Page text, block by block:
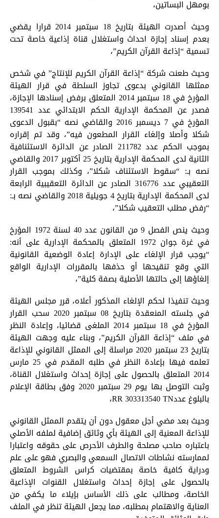
بومهل البساتين،
وحيث أصدرت الهيئة بتاريخ 18 سبتمبر 2014 قرارا يقضي
بعدم إسناد إجازة احداث واستغلال قناة إذاعية خاصة تحت
تسمية “إذاعة القرآن الكريم”،
وحيث طعنت شركة “إذاعة القرآن الكريم للإنتاج” في شخص
ممثلها القانوني بدعوى تجاوز السلطة في قرار الهيئة
المؤرخ في 18 سبتمبر 2014 المتعلق برفض إسنادها الإجازة،
فصدر عن المحكمة الإدارية الحكم الابتدائي عدد 139541
المؤرخ في 7 ديسمبر 2016 والقاضي نصه “بقبول الدعوى
شكلا وأصلا وإلغاء القرار المطعون فيه”، وقد تم إقراره
بموجب الحكم عدد 211782 الصادر عن الدائرة الاستئنافية
الثانية لدى المحكمة الإدارية بتاريخ 25 أكتوبر 2017 والقاضي
نصه بـ: “سقوط الاستئناف شكلا”، وكذلك بموجب القرار
التعقيبي عدد 316776 الصادر عن الدائرة التعقيبية الرابعة
لدى المحكمة الإدارية بتاريخ 4 جويلية 2018 والقاضي نصه بـ:
“رفض مطلب التعقيب شكلا”،
وحيث ينص الفصل 9 من القانون عدد 40 لسنة 1972 المؤرخ
في غرة جوان 1972 المتعلق بالمحكمة الإدارية على أنه:
“يوجب قرار الإلغاء على الإدارة إعادة الوضعية القانونية
التي وقع تنقيحها أو حذفها بالمقررات الإدارية الواقع
إلغاؤها إلى حالتها الأصلية بصفة كلية”،
وحيث تنفيذا لحكم الإلغاء المذكور أعلاه، قرر مجلس الهيئة
في جلسته المنعقدة بتاريخ 08 سبتمبر 2020 سحب القرار
المؤرخ في 18 سبتمبر 2014 الملغى قضائيا، وإعادة النظر
في ملف “إذاعة القرآن الكريم”، وبناء عليه وجهت الهيئة
بتاريخ 23 سبتمبر 2020 مراسلة إلى الممثل القانوني للإذاعة
تعلمه فيها بإعادة النظر في طلبه المقدم في 25 مارس
2014 المتعلق بالحصول على إجازة إحداث واستغلال القناة،
وثبت التوصل بها يوم 29 سبتمبر 2020 وفق بطاقة الإعلام
بالبلوغ عددRR 303313540 TN،
وحيث بعد مضي أجل معقول دون أن يتقدم الممثل القانوني
للإذاعة المعنية إلى الهيئة بأي وثائق إضافية لملفه الأصلي
باعتباره صاحب مصلحة والطرف الأحرص على حقوقه واعتبارا
لممارسته نشاطات الاتصال السمعي والبصري فهو على علم
ودراية كافية خاصة بمقتضيات كراس الشروط المتعلق
بالحصول على إجازة إحداث واستغلال القنوات الإذاعية
الخاصة، ومطالب على ذلك الأساس بإيلاء ما يكفي من
العناية والاهتمام بمطلبه، مما يجعل الهيئة تنظر في الملف